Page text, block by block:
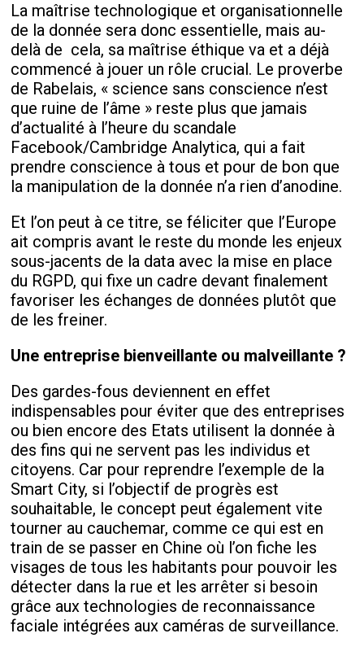
La maîtrise technologique et organisationnelle
de la donnée sera donc essentielle, mais au-
delà de cela, sa maîtrise éthique va et a déjà
commencé à jouer un rôle crucial. Le proverbe
de Rabelais, « science sans conscience n’est
que ruine de l’âme » reste plus que jamais
d’actualité à l’heure du scandale
Facebook/Cambridge Analytica, qui a fait
prendre conscience à tous et pour de bon que
la manipulation de la donnée n’a rien d’anodine.
Et l’on peut à ce titre, se féliciter que l’Europe
ait compris avant le reste du monde les enjeux
sous-jacents de la data avec la mise en place
du RGPD, qui fixe un cadre devant finalement
favoriser les échanges de données plutôt que
de les freiner.
Une entreprise bienveillante ou malveillante ?
Des gardes-fous deviennent en effet
indispensables pour éviter que des entreprises
ou bien encore des Etats utilisent la donnée à
des fins qui ne servent pas les individus et
citoyens. Car pour reprendre l’exemple de la
Smart City, si l’objectif de progrès est
souhaitable, le concept peut également vite
tourner au cauchemar, comme ce qui est en
train de se passer en Chine où l’on fiche les
visages de tous les habitants pour pouvoir les
détecter dans la rue et les arrêter si besoin
grâce aux technologies de reconnaissance
faciale intégrées aux caméras de surveillance.